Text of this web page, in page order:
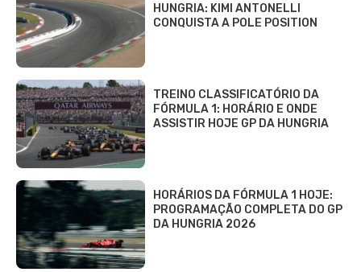
HUNGRIA: KIMI ANTONELLI
CONQUISTA A POLE POSITION
TREINO CLASSIFICATÓRIO DA
FÓRMULA 1: HORÁRIO E ONDE
ASSISTIR HOJE GP DA HUNGRIA
HORÁRIOS DA FÓRMULA 1 HOJE:
PROGRAMAÇÃO COMPLETA DO GP
DA HUNGRIA 2026